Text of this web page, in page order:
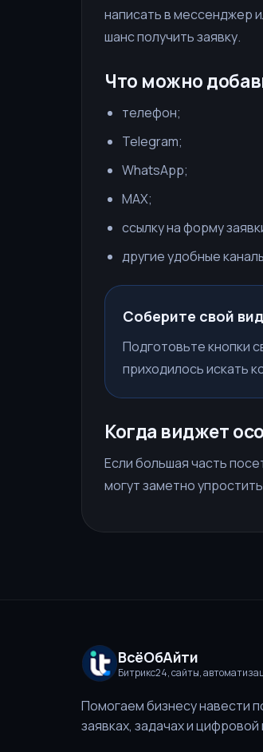
написать в мессенджер
шанс получить заявку.
Что можно
телефон;
Telegram;
WhatsApp;
MAX;
ссылку на форму
другие удобные
Соберите свой
Подготовьте кнопки
приходилось искать
Когда виджет
Если большая часть
могут заметно
ВсёОбАйти
Битрикс24, сайты,
Помогаем бизнесу навести
заявках, задачах и